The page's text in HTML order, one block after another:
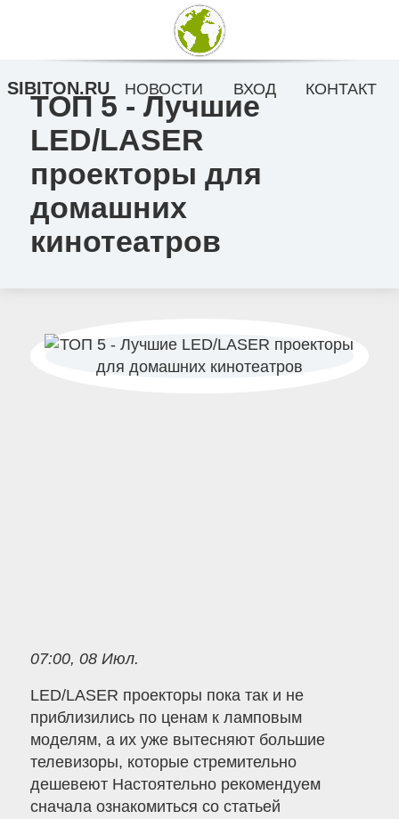
ТОП 5 - Лучшие
LED/LASER
проекторы для
домашних
кинотеатров
07:00, 08 Июл.
LED/LASER проекторы пока так и не
приблизились по ценам к ламповым
моделям, а их уже вытесняют большие
телевизоры, которые стремительно
дешевеют Настоятельно рекомендуем
сначала ознакомиться со статьей
SIBITON.RU НОВОСТИ ВХОД КОНТАКТ